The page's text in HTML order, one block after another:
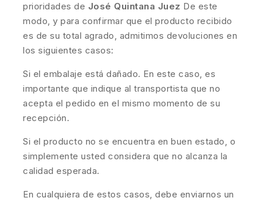
prioridades de José Quintana Juez De este
modo, y para confirmar que el producto recibido
es de su total agrado, admitimos devoluciones en
los siguientes casos:
Si el embalaje está dañado. En este caso, es
importante que indique al transportista que no
acepta el pedido en el mismo momento de su
recepción.
Si el producto no se encuentra en buen estado, o
simplemente usted considera que no alcanza la
calidad esperada.
En cualquiera de estos casos, debe enviarnos un